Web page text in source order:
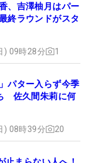
、吉澤柚月はパー
終ラウンドがスタ
) 09時28分 1
パター入らず今季
佐久間朱莉に何
) 08時39分 20